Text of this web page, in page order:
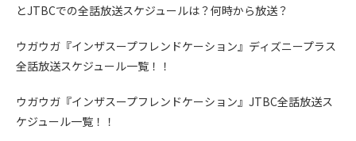
とJTBCでの全話放送スケジュールは？何時から放送？
ウガウガ『インザスープフレンドケーション』ディズニープラス
全話放送スケジュール一覧！！
ウガウガ『インザスープフレンドケーション』JTBC全話放送ス
ケジュール一覧！！